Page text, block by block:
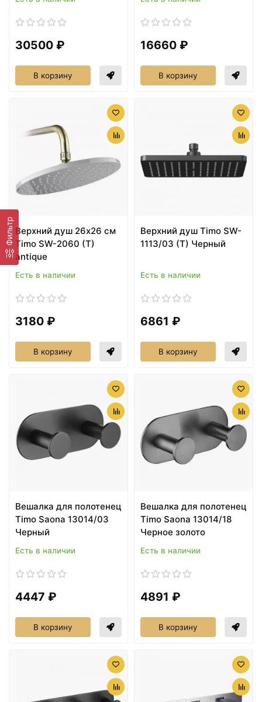
Фильтр
30500 ₽
В корзину
16660 ₽
В корзину
Верхний душ 26х26 см
Timo SW-2060 (T)
antique
Есть в наличии
3180 ₽
В корзину
Верхний душ Timo SW-
1113/03 (T) Черный
Есть в наличии
6861 ₽
В корзину
Вешалка для полотенец
Timo Saona 13014/03
Черный
Есть в наличии
4447 ₽
В корзину
Вешалка для полотенец
Timo Saona 13014/18
Черное золото
Есть в наличии
4891 ₽
В корзину